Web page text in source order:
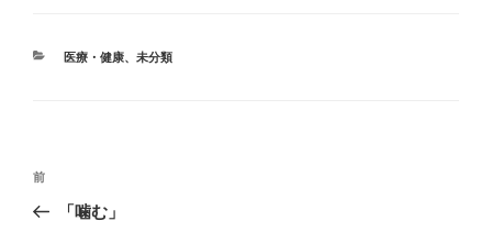
カ
医療・健康、 未分類
投
ナ
前
の
前
「噛む」